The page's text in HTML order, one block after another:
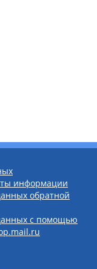
информации
обратной
с помощью